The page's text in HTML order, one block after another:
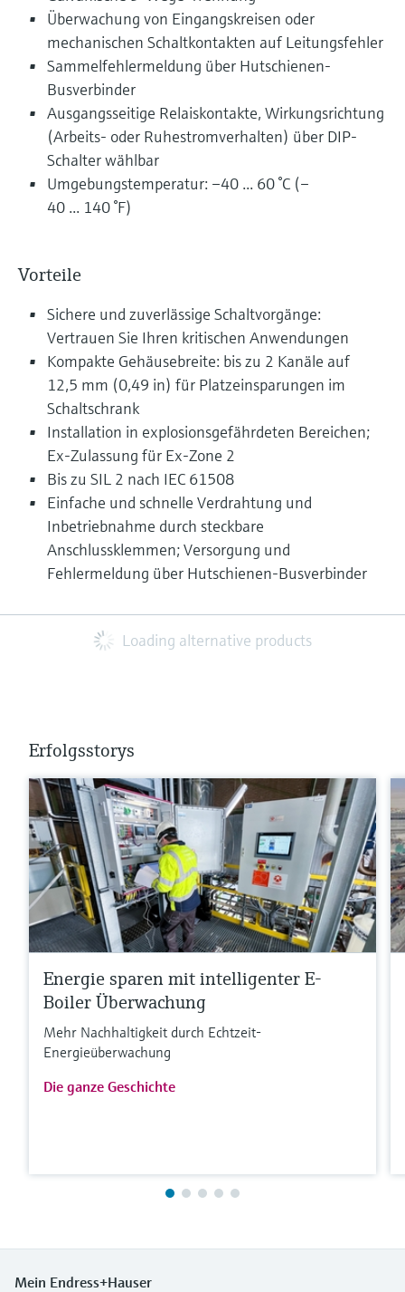
Überwachung von Eingangskreisen oder
mechanischen Schaltkontakten auf Leitungsfehler
Sammelfehlermeldung über Hutschienen-
Busverbinder
Ausgangsseitige Relaiskontakte, Wirkungsrichtung
(Arbeits- oder Ruhestromverhalten) über DIP-
Schalter wählbar
Umgebungstemperatur: –40 ... 60 °C (–
40 ... 140 °F)
Vorteile
Sichere und zuverlässige Schaltvorgänge:
Vertrauen Sie Ihren kritischen Anwendungen
Kompakte Gehäusebreite: bis zu 2 Kanäle auf
12,5 mm (0,49 in) für Platzeinsparungen im
Schaltschrank
Installation in explosionsgefährdeten Bereichen;
Ex-Zulassung für Ex-Zone 2
Bis zu SIL 2 nach IEC 61508
Einfache und schnelle Verdrahtung und
Inbetriebnahme durch steckbare
Anschlussklemmen; Versorgung und
Fehlermeldung über Hutschienen-Busverbinder
Loading alternative products
Erfolgsstorys
Energie sparen mit intelligenter E-
Boiler Überwachung
Mehr Nachhaltigkeit durch Echtzeit-
Energieüberwachung
Die ganze Geschichte
Mein Endress+Hauser